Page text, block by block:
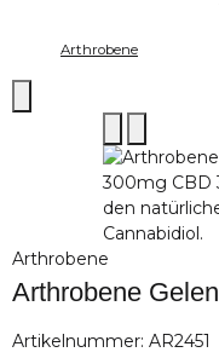
Arthrobene
Arthrobene
Arthrobene
Artikelnummer: AR2451